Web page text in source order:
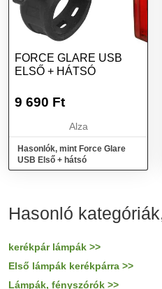
FORCE GLARE USB
ELSŐ + HÁTSÓ
9 690 Ft
Alza
Hasonlók, mint Force Glare
USB Első + hátsó
Hasonló
kerékpár lámpák >>
Első lámpák kerékpárra >>
Lámpák, fényszórók >>